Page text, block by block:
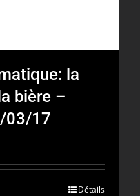
la
bière –
03/17
Détails